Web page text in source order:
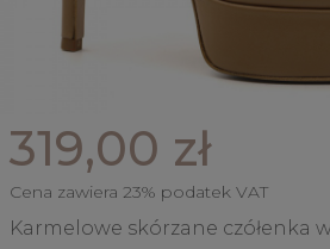
319,00 zł
Cena zawiera 23% podatek VAT
Karmelowe skórzane czółenka